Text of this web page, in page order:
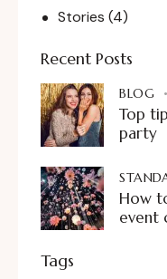
Stories (4)
Recent Posts
BLOG
Top
party
How
event
Tags